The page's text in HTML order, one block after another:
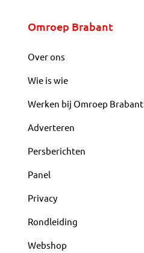
Omroep Brabant
Over ons
Wie is wie
Werken bij Omroep Brabant
Adverteren
Persberichten
Panel
Privacy
Rondleiding
Webshop